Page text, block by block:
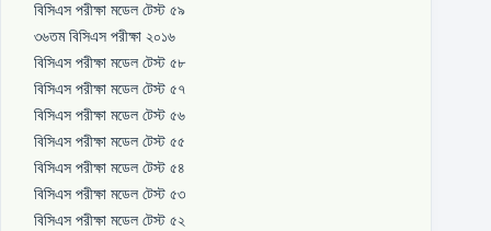
বিসিএস পরীক্ষা মডেল টেস্ট ৫৯
৩৬তম বিসিএস পরীক্ষা ২০১৬
বিসিএস পরীক্ষা মডেল টেস্ট ৫৮
বিসিএস পরীক্ষা মডেল টেস্ট ৫৭
বিসিএস পরীক্ষা মডেল টেস্ট ৫৬
বিসিএস পরীক্ষা মডেল টেস্ট ৫৫
বিসিএস পরীক্ষা মডেল টেস্ট ৫৪
বিসিএস পরীক্ষা মডেল টেস্ট ৫৩
বিসিএস পরীক্ষা মডেল টেস্ট ৫২